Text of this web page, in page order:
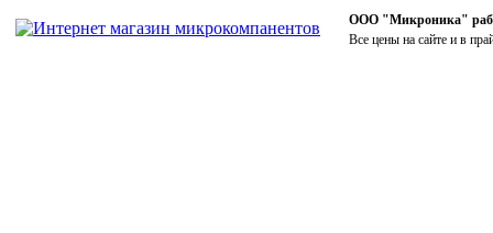
ООО "Микроника"
Все цены на сайте и в